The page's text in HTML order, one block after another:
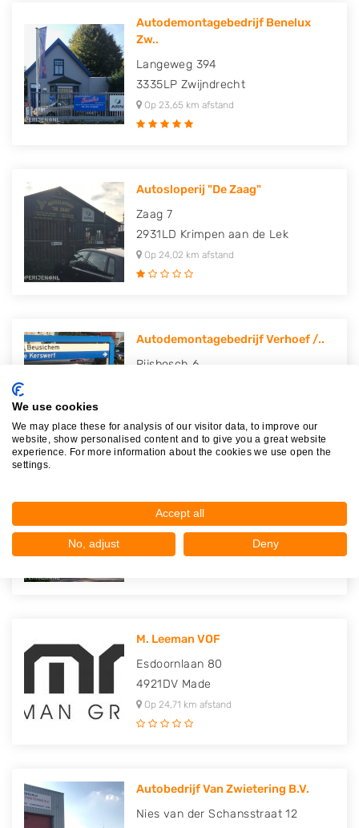
Autodemontagebedrijf Benelux
Zw..
Langeweg 394
3335LP Zwijndrecht
Op 23,65 km afstand
Autosloperij "De Zaag"
Zaag 7
2931LD Krimpen aan de Lek
Op 24,02 km afstand
Autodemontagebedrijf Verhoef /..
Rijsbosch 6
Rijksstraatweg 92
3316EH Dordrecht
Op 24,46 km afstand
M. Leeman VOF
Esdoornlaan 80
4921DV Made
Op 24,71 km afstand
Autobedrijf Van Zwietering B.V.
Nies van der Schansstraat 12
We use cookies
We may place these for analysis of our visitor data, to improve our
website, show personalised content and to give you a great website
experience. For more information about the cookies we use open the
settings.
Accept all
No, adjust Deny